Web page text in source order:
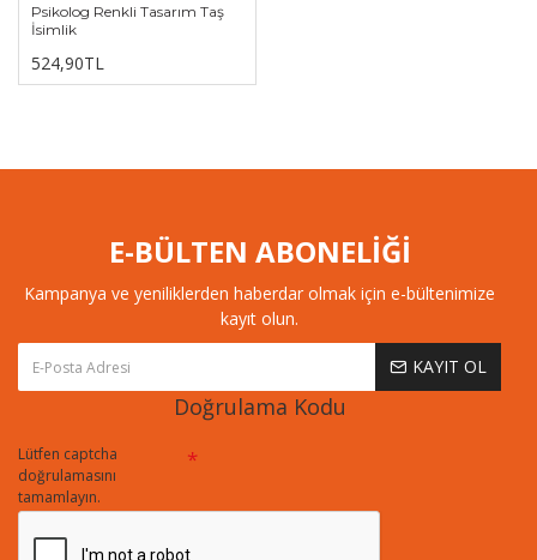
Psikolog Renkli Tasarım Taş
İsimlik
524,90TL
E-BÜLTEN ABONELİĞİ
Kampanya ve yeniliklerden haberdar olmak için e-bültenimize
kayıt olun.
KAYIT OL
Doğrulama Kodu
Lütfen captcha
doğrulamasını
tamamlayın.